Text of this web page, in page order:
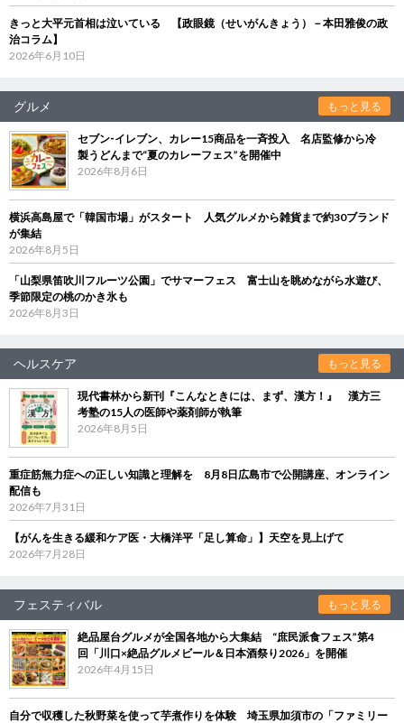
きっと大平元首相は泣いている 【政眼鏡（せいがんきょう）－本田雅俊の政
治コラム】
2026年6月10日
グルメ もっと見る
セブン‐イレブン、カレー15商品を一斉投入 名店監修から冷
製うどんまで“夏のカレーフェス”を開催中
2026年8月6日
横浜高島屋で「韓国市場」がスタート 人気グルメから雑貨まで約30ブランド
が集結
2026年8月5日
「山梨県笛吹川フルーツ公園」でサマーフェス 富士山を眺めながら水遊び、
季節限定の桃のかき氷も
2026年8月3日
ヘルスケア もっと見る
現代書林から新刊『こんなときには、まず、漢方！』 漢方三
考塾の15人の医師や薬剤師が執筆
2026年8月5日
重症筋無力症への正しい知識と理解を 8月8日広島市で公開講座、オンライン
配信も
2026年7月31日
【がんを生きる緩和ケア医・大橋洋平「足し算命」】天空を見上げて
2026年7月28日
フェスティバル もっと見る
絶品屋台グルメが全国各地から大集結 “庶民派食フェス”第4
回「川口×絶品グルメビール＆日本酒祭り2026」を開催
2026年4月15日
自分で収穫した秋野菜を使って芋煮作りを体験 埼玉県加須市の「ファミリー